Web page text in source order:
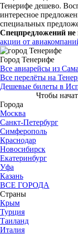
Тенерифе дешево.
интересное
специальных
Спецпредложений не
акции от
Город Тенерифе
Все авиарейсы из
Все перелёты на
Дешевые билеты в
Чтобы
Города
Москва
Санкт-Петербург
Симферополь
Краснодар
Новосибирск
Екатеринбург
Уфа
Казань
ВСЕ ГОРОДА
Страны
Крым
Турция
Таиланд
Италия